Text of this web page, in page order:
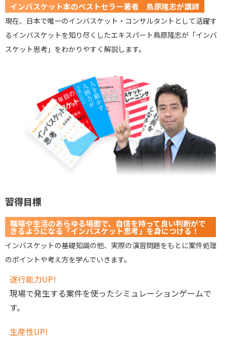
インバスケット本のベストセラー著者 鳥原隆志が講師
現在、日本で唯一のインバスケット・コンサルタントとして活躍す
るインバスケットを知り尽くしたエキスパート鳥原隆志が「インバ
スケット思考」をわかりやすく解説します。
習得目標
職場や生活のあらゆる場面で、自信を持って良い判断がで
きるようになる「インバスケット思考」を身につける！
インバスケットの基礎知識の他、実際の演習問題をもとに案件処理
のポイントや考え方を学んでいきます。
遂行能力UP!
現場で発生する案件を使ったシミュレーションゲームで
す。
生産性UP!